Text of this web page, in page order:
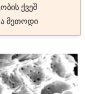
ქვეშ
მეთოდი